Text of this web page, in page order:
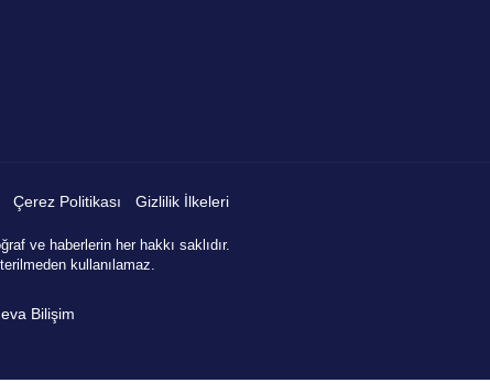
Çerez Politikası Gizlilik İlkeleri
ve haberlerin her hakkı saklıdır.
kullanılamaz.
Bilişim